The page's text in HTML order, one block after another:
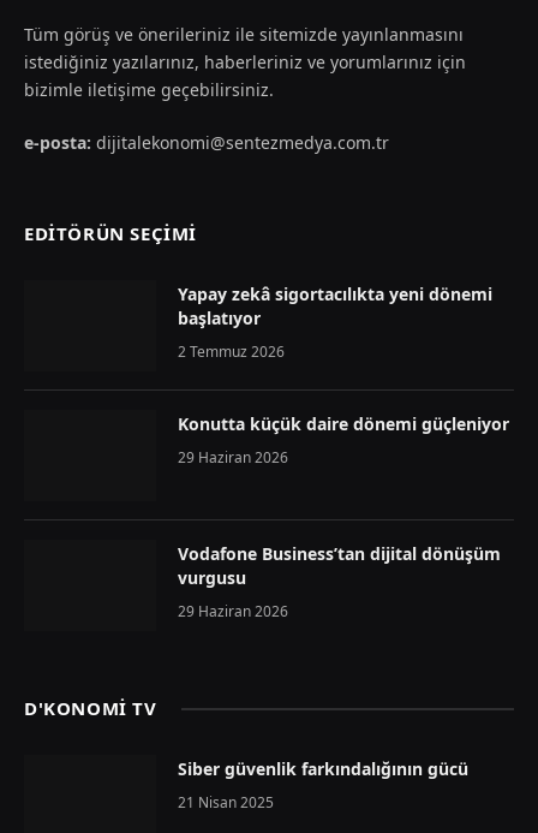
Tüm görüş ve önerileriniz ile sitemizde yayınlanmasını
istediğiniz yazılarınız, haberleriniz ve yorumlarınız için
bizimle iletişime geçebilirsiniz.
e-posta: dijitalekonomi@sentezmedya.com.tr
EDİTÖRÜN SEÇİMİ
Yapay zekâ sigortacılıkta yeni dönemi
başlatıyor
2 Temmuz 2026
Konutta küçük daire dönemi güçleniyor
29 Haziran 2026
Vodafone Business’tan dijital dönüşüm
vurgusu
29 Haziran 2026
D'KONOMİ TV
Siber güvenlik farkındalığının gücü
21 Nisan 2025